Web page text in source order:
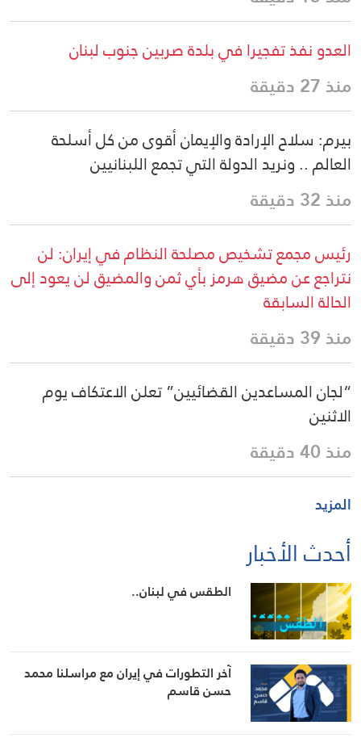
العدو نفذ تفجيرا في بلدة صربين جنوب لبنان
منذ 27 دقيقة
بيرم: سلاح الإرادة والإيمان أقوى من كل أسلحة
العالم .. ونريد الدولة التي تجمع اللبنانيين
منذ 32 دقيقة
رئيس مجمع تشخيص مصلحة النظام في إيران: لن
نتراجع عن مضيق هرمز بأي ثمن والمضيق لن يعود إلى
الحالة السابقة
منذ 39 دقيقة
“لجان المساعدين القضائيين” تعلن الاعتكاف يوم
الاثنين
منذ 40 دقيقة
المزيد
أحدث الأخبار
الطقس في لبنان..
آخر التطورات في إيران مع مراسلنا محمد
حسن قاسم